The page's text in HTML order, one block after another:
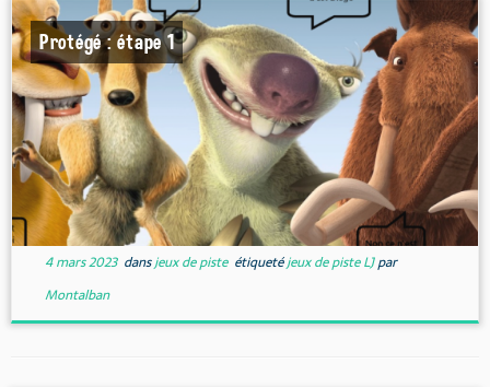
Protégé : étape 1
4 mars 2023dansjeux de piste étiquetéjeux de piste LJpar
Montalban